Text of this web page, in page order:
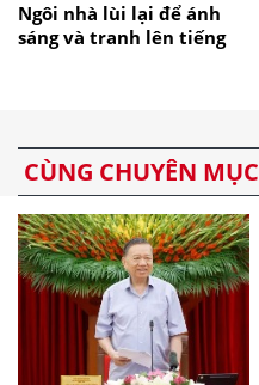
Ngôi nhà lùi lại để ánh
sáng và tranh lên tiếng
CÙNG CHUYÊN MỤC